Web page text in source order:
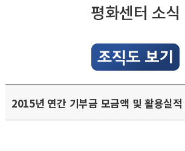
평화센터 소식
2015년 연간 기부금 모금액 및 활용실